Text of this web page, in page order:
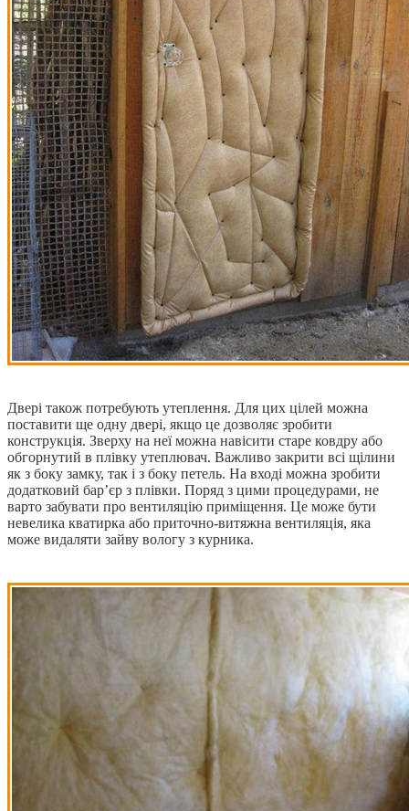
Двері також потребують утеплення. Для цих цілей можна
поставити ще одну двері, якщо це дозволяє зробити
конструкція. Зверху на неї можна навісити старе ковдру або
обгорнутий в плівку утеплювач. Важливо закрити всі щілини
як з боку замку, так і з боку петель. На вході можна зробити
додатковий бар’єр з плівки. Поряд з цими процедурами, не
варто забувати про вентиляцію приміщення. Це може бути
невелика кватирка або приточно-витяжна вентиляція, яка
може видаляти зайву вологу з курника.